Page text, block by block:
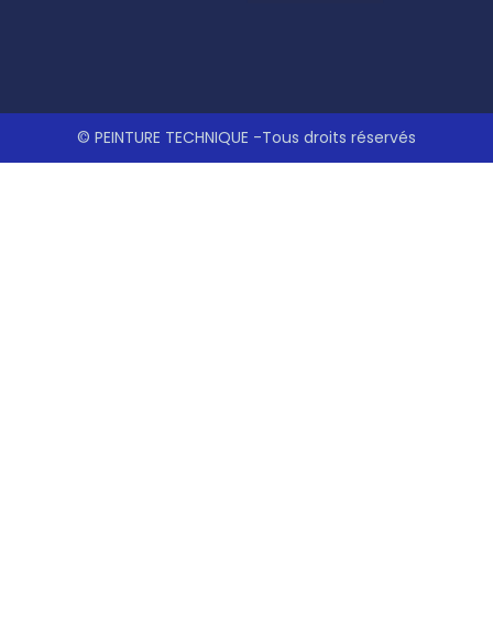
© PEINTURE TECHNIQUE -Tous droits réservés